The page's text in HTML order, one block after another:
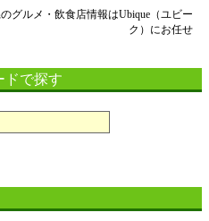
グルメ・飲食店情報はUbique（ユビー
ク）にお任せ
ドで探す